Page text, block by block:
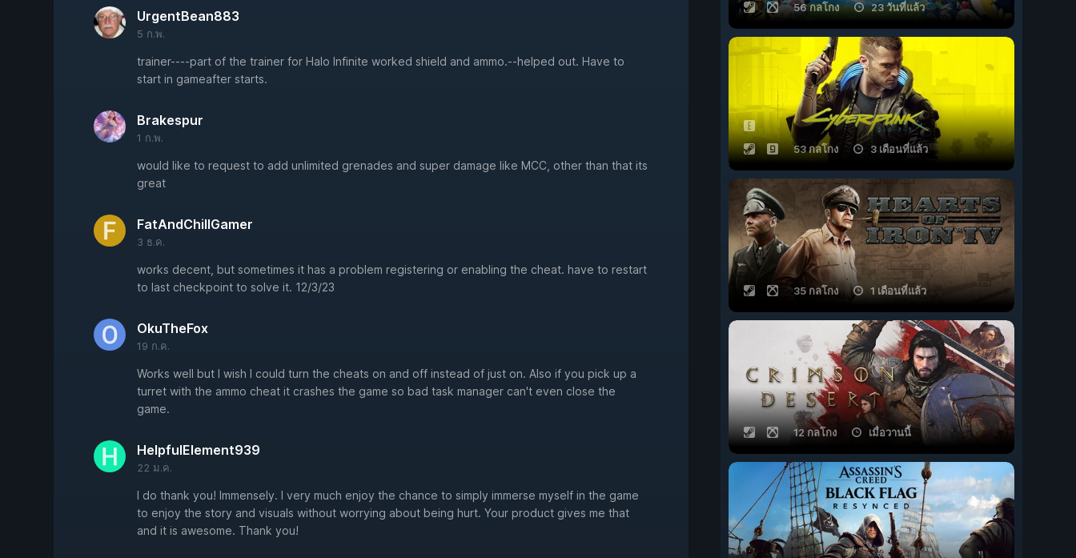
UrgentBean883
5 ก.พ.
trainer----part of the trainer for Halo Infinite worked shield and ammo.--helped out. Have to
start in gameafter starts.
Brakespur
1 ก.พ.
would like to request to add unlimited grenades and super damage like MCC, other than that its
great
FatAndChillGamer
3 ธ.ค.
works decent, but sometimes it has a problem registering or enabling the cheat. have to restart
to last checkpoint to solve it. 12/3/23
OkuTheFox
19 ก.ค.
Works well but I wish I could turn the cheats on and off instead of just on. Also if you pick up a
turret with the ammo cheat it crashes the game so bad task manager can't even close the
game.
HelpfulElement939
22 ม.ค.
I do thank you! Immensely. I very much enjoy the chance to simply immerse myself in the game
to enjoy the story and visuals without worrying about being hurt. Your product gives me that
and it is awesome. Thank you!
56 กลโกง 23 วันที่แล้ว
53 กลโกง 3 เดือนที่แล้ว
35 กลโกง 1 เดือนที่แล้ว
12 กลโกง เมื่อวานนี้